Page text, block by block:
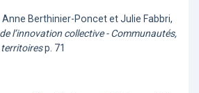
Anne Berthinier-Poncet et Julie Fabbri,
l’innovation collective - Communautés,
p. 71